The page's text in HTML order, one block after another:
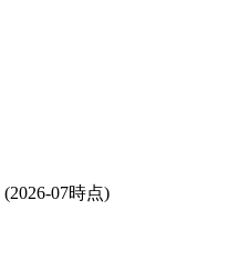
(2026-07時点)